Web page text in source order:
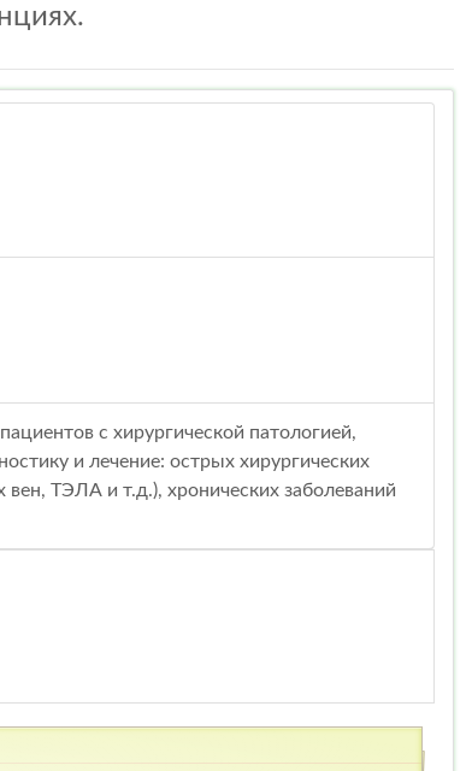
с хирургической патологией,
и лечение: острых хирургических
ТЭЛА и т.д.), хронических заболеваний